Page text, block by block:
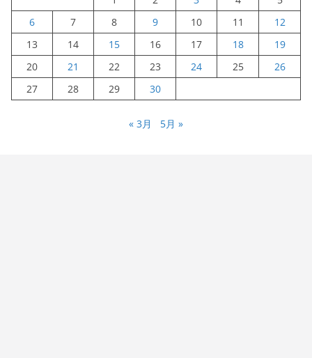
6
7 8 9 10 11
12
13
14 15 16 17 18
19
20
21 22 23 24 25
26
27
28 29 30
« 3月 5月 »